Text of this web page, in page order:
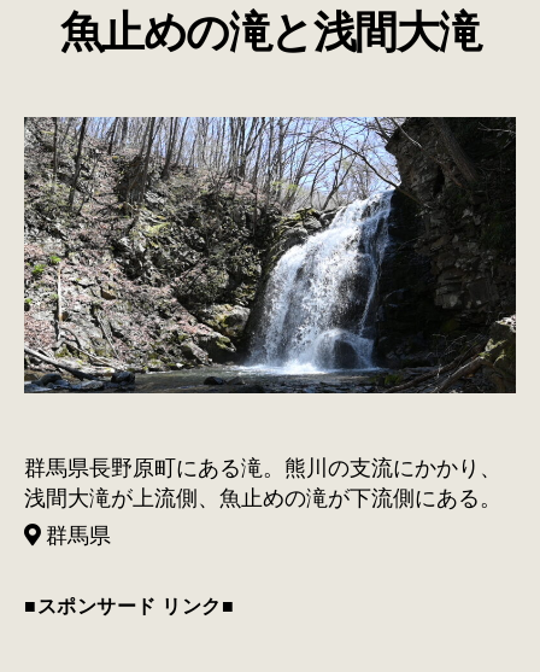
ゴ
リ
魚止めの滝と浅間大滝
群馬県長野原町にある滝。熊川の支流にかかり、
浅間大滝が上流側、魚止めの滝が下流側にある。
群馬県
■スポンサード リンク■